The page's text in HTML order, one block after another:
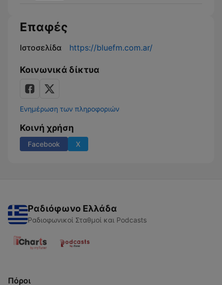
Επαφές
Ιστοσελίδα https://bluefm.com.ar/
Κοινωνικά δίκτυα
Ενημέρωση των πληροφοριών
Κοινή χρήση
Facebook X
Ραδιόφωνο Ελλάδα
Ραδιοφωνικοί Σταθμοί και Podcasts
Πόροι